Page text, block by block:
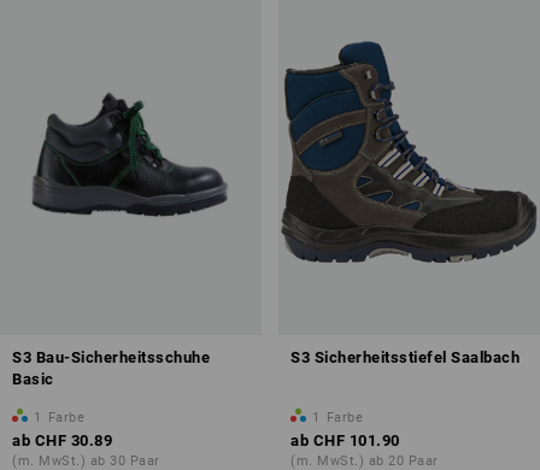
S3 Bau-Sicherheitsschuhe
Basic
1 Farbe
ab CHF 30.89
(m. MwSt.) ab 30 Paar
S3 Sicherheitsstiefel Saalbach
1 Farbe
ab CHF 101.90
(m. MwSt.) ab 20 Paar